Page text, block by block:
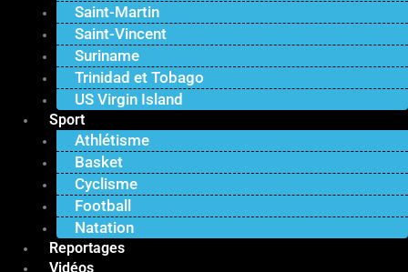
Saint-Martin
Saint-Vincent
Suriname
Trinidad et Tobago
US Virgin Island
Sport
Athlétisme
Basket
Cyclisme
Football
Natation
Reportages
Vidéos